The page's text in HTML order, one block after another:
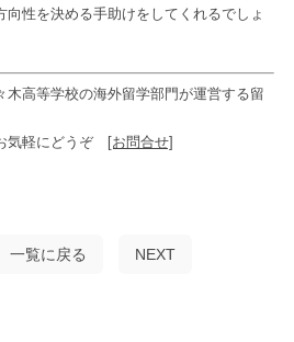
性を決める手助けをしてくれるでしょ
木高等学校の海外留学部門が運営する留
気軽にどうぞ
[お問合せ]
一覧に戻る NEXT